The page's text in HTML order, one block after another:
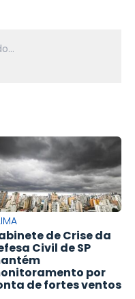
de Crise da
Civil de SP
por
de fortes ventos